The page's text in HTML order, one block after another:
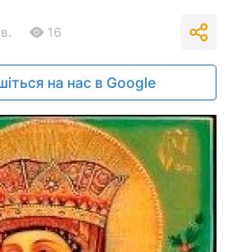
16
на нас в Google